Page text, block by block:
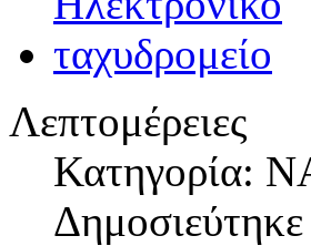
Λεπτομέρειες
Κατηγορία: